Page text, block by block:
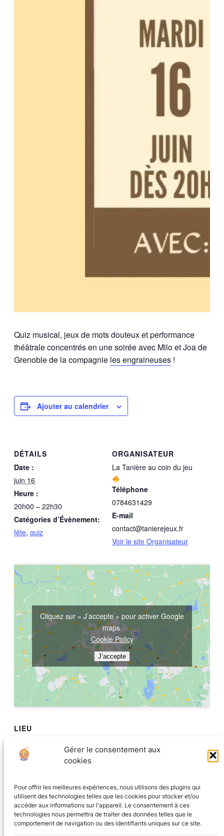
Gérer le consentement aux
cookies
Pour offrir les meilleures expériences, nous utilisons des plugins qui
utilisent des technologies telles que les cookies pour stocker et/ou
accéder aux informations sur l'appareil. Le consentement à ces
technologies nous permettra de traiter des données telles que le
comportement de navigation ou des identifiants uniques sur ce site.
Quiz musical, jeux de mots douteux et performance
théâtrale concentrés en une soirée avec Milo et Joa de
Grenoble de la compagnie les engraineuses !
Ajouter au calendrier
DÉTAILS
Date :
juin 16
Heure :
20h00 – 22h30
Catégories d’Évènement:
fête, quiz
ORGANISATEUR
La Tanière au coin du jeu
Téléphone
0784631429
E-mail
contact@tanierejeux.fr
Voir le site Organisateur
LIEU
8 rue Ampère
38000 France
Cliquez sur « J’accepte » pour activer Google
maps
Cookie Policy
J’accepte
Jeu de Rôle oneshot avec l’ALEG Tichu !